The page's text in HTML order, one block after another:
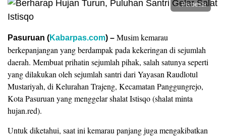
Perbesar
Pasuruan (Kabarpas.com) – Musim kemarau
berkepanjangan yang berdampak pada kekeringan di sejumlah
daerah. Membuat prihatin sejumlah pihak, salah satunya seperti
yang dilakukan oleh sejumlah santri dari Yayasan Raudlotul
Mustariyah, di Kelurahan Trajeng, Kecamatan Panggungrejo,
Kota Pasuruan yang menggelar shalat Istisqo (shalat minta
hujan.red).
Untuk diketahui, saat ini kemarau panjang juga mengakibatkan